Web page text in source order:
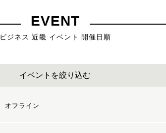
EVENT
ビジネス 近畿 イベント 開催日順
イベントを絞り込む
オフライン